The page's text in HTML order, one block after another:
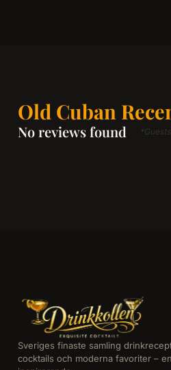
Old Cuban
No reviews found
Sveriges finaste samling
cocktails och moderna favoriter –